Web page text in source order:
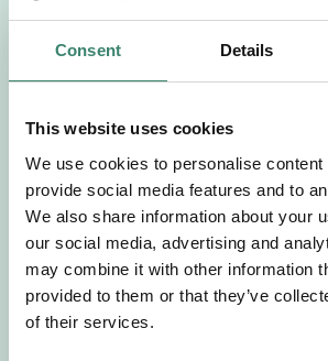
Consent Details
This website uses cookies
We use cookies to personalise content
provide social media features and to
We also share information about your
our social media, advertising and
may combine it with other information
provided to them or that they’ve
of their services.
Efternamn
Välj yrkesroll
Välj önskat arbetsområde
Välj önskad anställningsform